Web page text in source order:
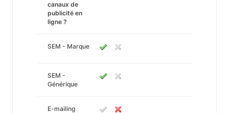
canaux de
publicité en
ligne ?
SEM - Marque
SEM -
Générique
E-mailing